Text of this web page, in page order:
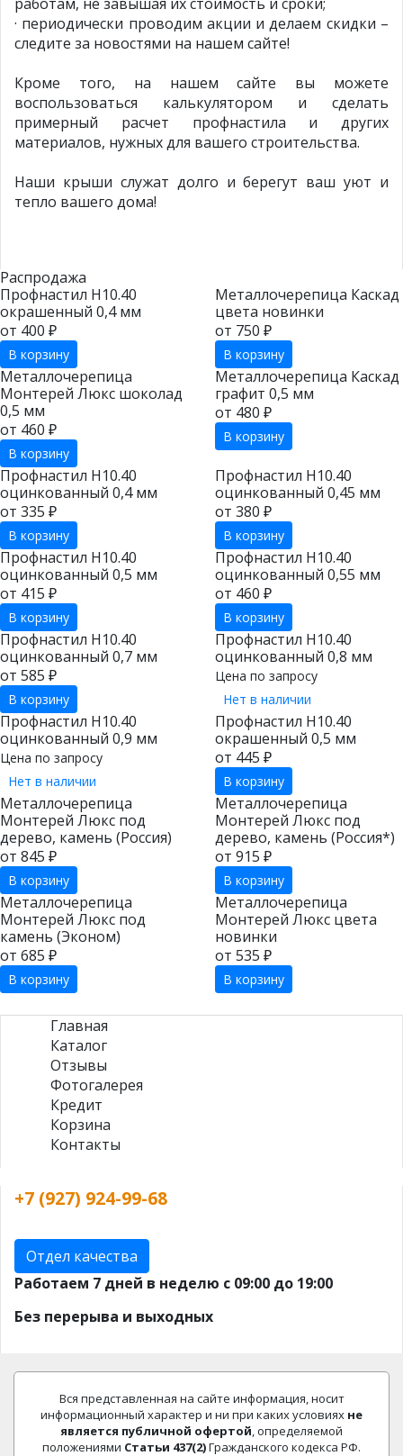
· периодически проводим акции и делаем скидки –
следите за новостями на нашем сайте!
Кроме того, на нашем сайте вы можете
воспользоваться калькулятором и сделать
примерный расчет профнастила и других
материалов, нужных для вашего строительства.
Наши крыши служат долго и берегут ваш уют и
тепло вашего дома!
Распродажа
Профнастил Н10.40
окрашенный 0,4 мм
от 400 ₽
В корзину
Металлочерепица Каскад
цвета новинки
от 750 ₽
В корзину
Металлочерепица
Монтерей Люкс шоколад
0,5 мм
от 460 ₽
В корзину
Металлочерепица Каскад
графит 0,5 мм
от 480 ₽
В корзину
Профнастил Н10.40
оцинкованный 0,4 мм
от 335 ₽
В корзину
Профнастил Н10.40
оцинкованный 0,45 мм
от 380 ₽
В корзину
Профнастил Н10.40
оцинкованный 0,5 мм
от 415 ₽
В корзину
Профнастил Н10.40
оцинкованный 0,55 мм
от 460 ₽
В корзину
Профнастил Н10.40
оцинкованный 0,7 мм
от 585 ₽
В корзину
Профнастил Н10.40
оцинкованный 0,8 мм
Цена по запросу
Нет в наличии
Профнастил Н10.40
оцинкованный 0,9 мм
Цена по запросу
Нет в наличии
Профнастил Н10.40
окрашенный 0,5 мм
от 445 ₽
В корзину
Металлочерепица
Монтерей Люкс под
дерево, камень (Россия)
от 845 ₽
В корзину
Металлочерепица
Монтерей Люкс под
дерево, камень (Россия*)
от 915 ₽
В корзину
Металлочерепица
Монтерей Люкс под
камень (Эконом)
от 685 ₽
В корзину
Металлочерепица
Монтерей Люкс цвета
новинки
от 535 ₽
В корзину
Главная
Каталог
Отзывы
Фотогалерея
Кредит
Корзина
Контакты
+7 (927) 924-99-68
Отдел качества
Работаем 7 дней в неделю с 09:00 до 19:00
Без перерыва и выходных
Вся представленная на сайте информация, носит
информационный характер и ни при каких условиях не
является публичной офертой, определяемой
положениями Статьи 437(2)Гражданского кодекса РФ.